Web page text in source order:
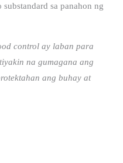
sa panahon ng
control ay laban para
na gumagana ang
ang buhay at